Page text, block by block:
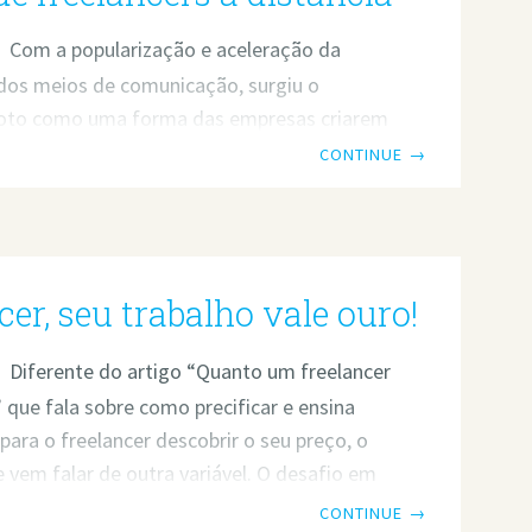
Com a popularização e aceleração da
meios de comunicação, surgiu o
como uma forma das empresas criarem
produtivo sustentável em suas rotinas.
Contudo, o trabalho a distância – já
IBM, por
CONTINUE →
seu trabalho vale ouro!
Diferente do artigo “Quanto um freelancer
que fala sobre como precificar e ensina
o freelancer descobrir o seu preço, o
vem falar de outra variável. O desafio em
de Preço. Mas qual é a diferença entre
CONTINUE →